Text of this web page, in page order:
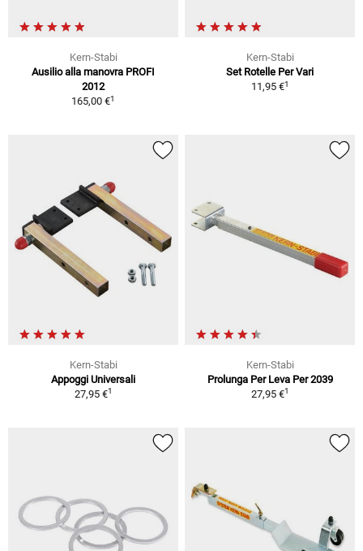
Kern-Stabi
Ausilio alla manovra PROFI
2012
165,00 €1
Kern-Stabi
Set Rotelle Per Vari
11,95 €1
Kern-Stabi
Appoggi Universali
27,95 €1
Kern-Stabi
Prolunga Per Leva Per 2039
27,95 €1